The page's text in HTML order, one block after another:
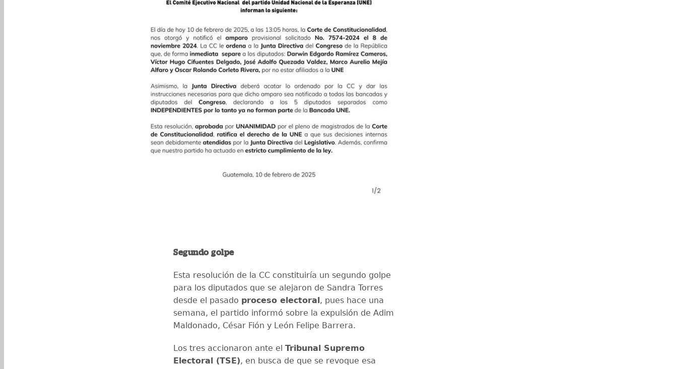
Segundo golpe
Esta resolución de la CC constituiría un segundo golpe
para los diputados que se alejaron de Sandra Torres
desde el pasado proceso electoral, pues hace una
semana, el partido informó sobre la expulsión de Adim
Maldonado, César Fión y León Felipe Barrera.
Los tres accionaron ante el Tribunal Supremo
Electoral (TSE), en busca de que se revoque esa